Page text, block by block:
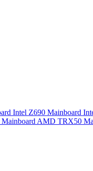
Intel Z690 Mainboard
Mainboard AMD TRX50